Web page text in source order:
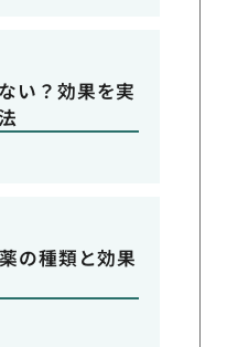
い？効果を実
の種類と効果